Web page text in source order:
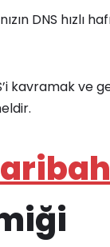
DNS hızlı
kavramak ve